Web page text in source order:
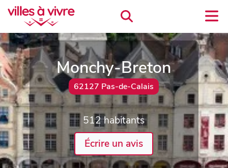
Monchy-Breton
62127 Pas-de-Calais
512 habitants
Écrire un avis